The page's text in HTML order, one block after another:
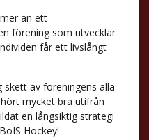
än ett
förening som utvecklar
får ett livslångt
skett av föreningens alla
mycket bra utifrån
en långsiktig strategi
Hockey!